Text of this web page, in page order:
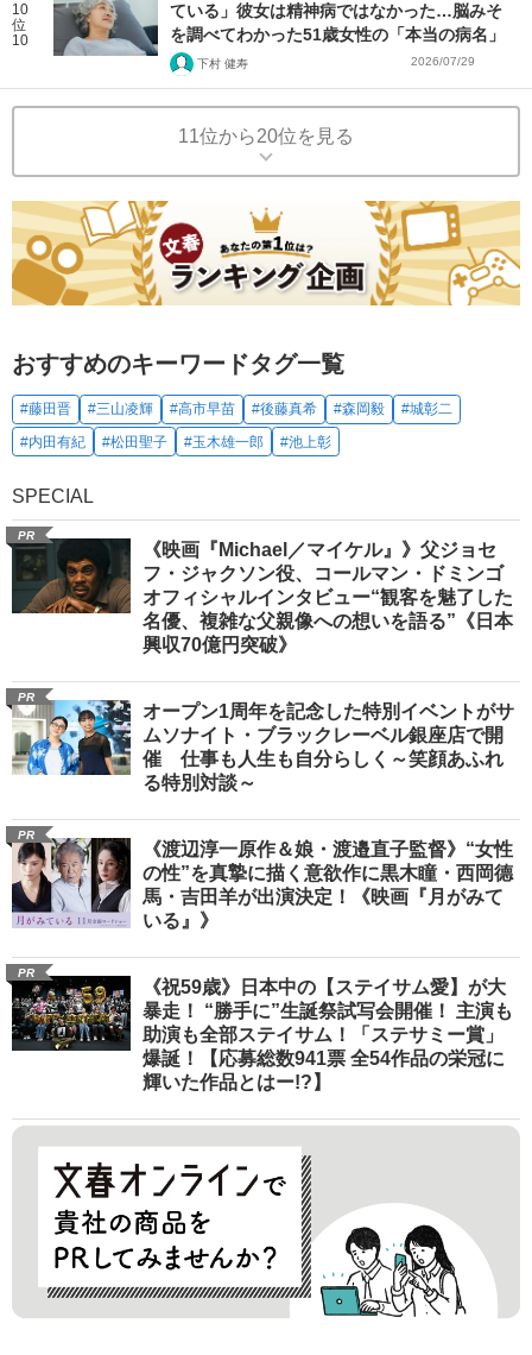
10
位
10
ている」彼女は精神病ではなかった…脳みそ
を調べてわかった51歳女性の「本当の病名」
下村 健寿 2026/07/29
11位から20位を見る
おすすめのキーワードタグ一覧
#藤田晋 #三山凌輝 #高市早苗 #後藤真希 #森岡毅
#城彰二
#内田有紀
#松田聖子 #玉木雄一郎 #池上彰
SPECIAL
PR
《映画『Michael／マイケル』》父ジョセ
フ・ジャクソン役、コールマン・ドミンゴ
オフィシャルインタビュー“観客を魅了した
名優、複雑な父親像への想いを語る”《日本
興収70億円突破》
PR
オープン1周年を記念した特別イベントがサ
ムソナイト・ブラックレーベル銀座店で開
催 仕事も人生も自分らしく～笑顔あふれ
る特別対談～
PR
《渡辺淳一原作＆娘・渡邉直子監督》“女性
の性”を真摯に描く意欲作に黒木瞳・西岡德
馬・吉田羊が出演決定！《映画『月がみて
いる』》
PR
《祝59歳》日本中の【ステイサム愛】が大
暴走！ “勝手に”生誕祭試写会開催！ 主演も
助演も全部ステイサム！「ステサミー賞」
爆誕！【応募総数941票 全54作品の栄冠に
輝いた作品とはー!?】